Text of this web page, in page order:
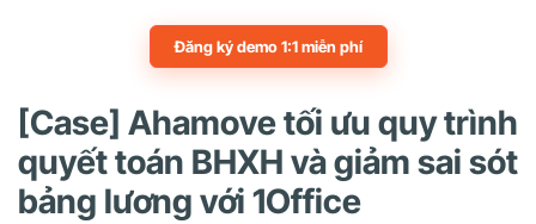
Đăng ký demo 1:1 miễn phí
[Case] Ahamove tối ưu quy trình
quyết toán BHXH và giảm sai sót
bảng lương với 1Office